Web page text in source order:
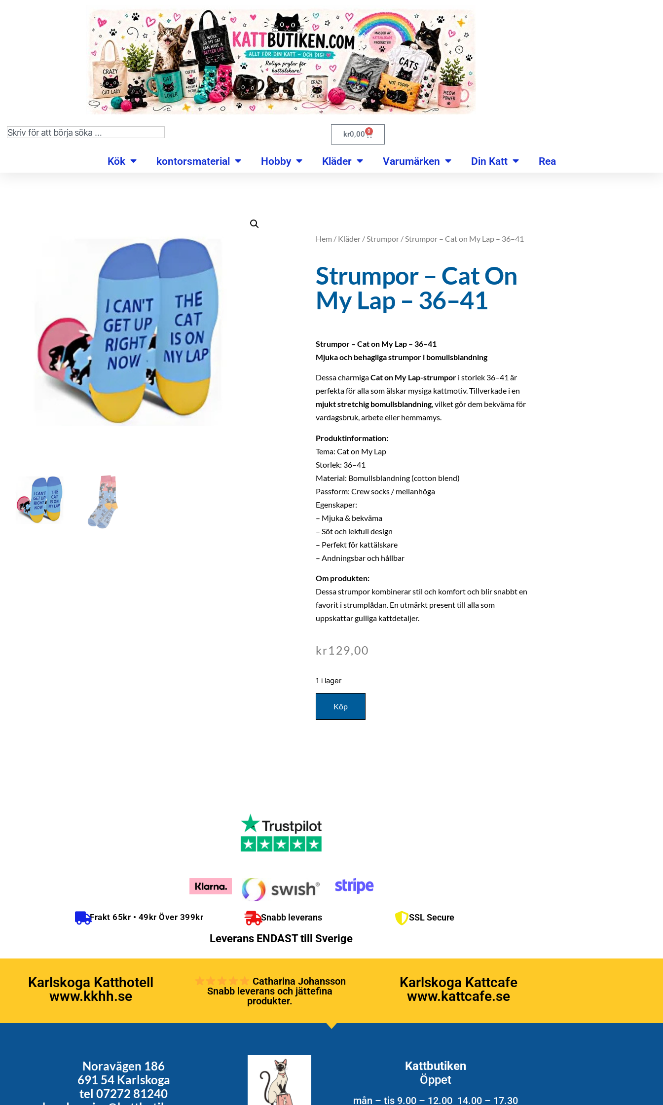
kr0,00 0
Kök kontorsmaterial Hobby Kläder Varumärken Din Katt Rea
Hem / Kläder /Strumpor / Strumpor – Cat on My Lap – 36–41
Strumpor – Cat On
My Lap – 36–41
Strumpor – Cat on My Lap – 36–41
Mjuka och behagliga strumpor i bomullsblandning
Dessa charmigaCat on My Lap-strumpor i storlek 36–41 är
perfekta för alla som älskar mysiga kattmotiv. Tillverkade i en
mjukt stretchig bomullsblandning, vilket gör dem bekväma för
vardagsbruk, arbete eller hemmamys.
Produktinformation:
Tema: Cat on My Lap
Storlek: 36–41
Material: Bomullsblandning (cotton blend)
Passform: Crew socks / mellanhöga
Egenskaper:
– Mjuka & bekväma
– Söt och lekfull design
– Perfekt för kattälskare
– Andningsbar och hållbar
Om produkten:
Dessa strumpor kombinerar stil och komfort och blir snabbt en
favorit i strumplådan. En utmärkt present till alla som
uppskattar gulliga kattdetaljer.
kr129,00
1 i lager
Köp
Frakt 65kr • 49kr Över 399kr Snabb leverans SSL Secure
Leverans ENDAST till Sverige
Karlskoga Katthotell
www.kkhh.se
Catharina Johansson
Snabb leverans och jättefina
produkter.
Karlskoga Kattcafe
www.kattcafe.se
Noravägen 186
691 54 Karlskoga
tel 07272 81240
Kattbutiken
Öppet
mån – tis 9.00 – 12.00 14.00 – 17.30